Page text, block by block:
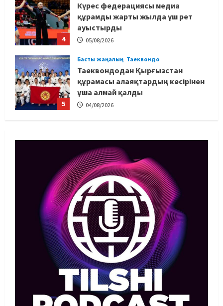
4
Күрес федерациясы медиа
құрамды жарты жылда үш рет
ауыстырды
05/08/2026
5
Басты жаңалық Таеквондо
Таеквондодан Қырғызстан
құрамасы алаяқтардың кесірінен
ұша алмай қалды
04/08/2026
1
федерациясы дағыстандық
маманды тағы да шақыртты
05/08/2026
2
Басты жаңалық Бокс
Санжар Тәшкенбайдың кәсіпқой
рингтегі алғашқы қарсыласы
анықталды
05/08/2026
Басты жаңалық Дзюдо
Сметов командаға керек: Бас
хатшы Азиадаға баратын құрамға
қатысты не айтты
05/08/2026